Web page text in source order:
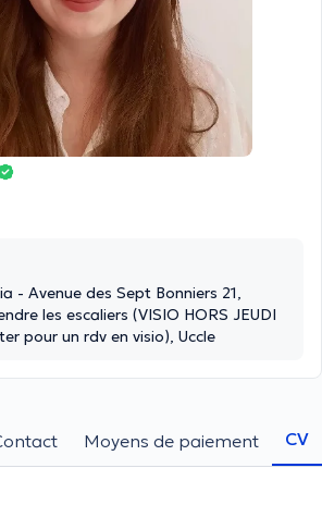
- Avenue des Sept Bonniers 21,
les escaliers (VISIO HORS JEUDI
pour un rdv en visio), Uccle
Moyens de paiement CV